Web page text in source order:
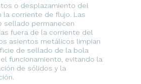
o desplazamiento del
la corriente de flujo. Las
sellado permanecen
fuera de la corriente del
asientos metálicos limpian
de sellado de la bola
funcionamiento, evitando la
de sólidos y la